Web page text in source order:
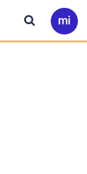
Ir
a
Buscar